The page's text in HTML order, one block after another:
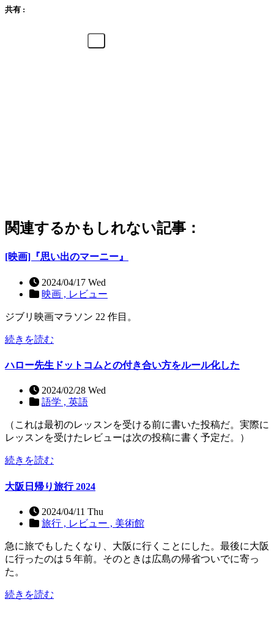
共有 :
関連するかもしれない記事：
[映画]『思い出のマーニー』
2024/04/17 Wed
映画 , レビュー
ジブリ映画マラソン 22 作目。
続きを読む
ハロー先生ドットコムとの付き合い方をルール化した
2024/02/28 Wed
語学 , 英語
（これは最初のレッスンを受ける前に書いた投稿だ。実際に
レッスンを受けたレビューは次の投稿に書く予定だ。）
続きを読む
大阪日帰り旅行 2024
2024/04/11 Thu
旅行 , レビュー , 美術館
急に旅でもしたくなり、大阪に行くことにした。最後に大阪
に行ったのは５年前。そのときは広島の帰省ついでに寄っ
た。
続きを読む